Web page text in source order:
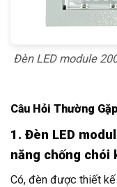
Đèn LED module
Câu Hỏi Thường
1. Đèn LED
năng chống chói
Có, đèn được thiết